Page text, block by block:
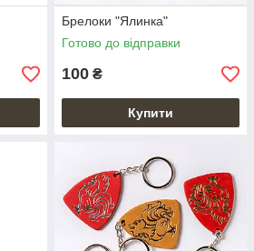
Брелоки "Ялинка"
Готово до відправки
100 ₴
Купити